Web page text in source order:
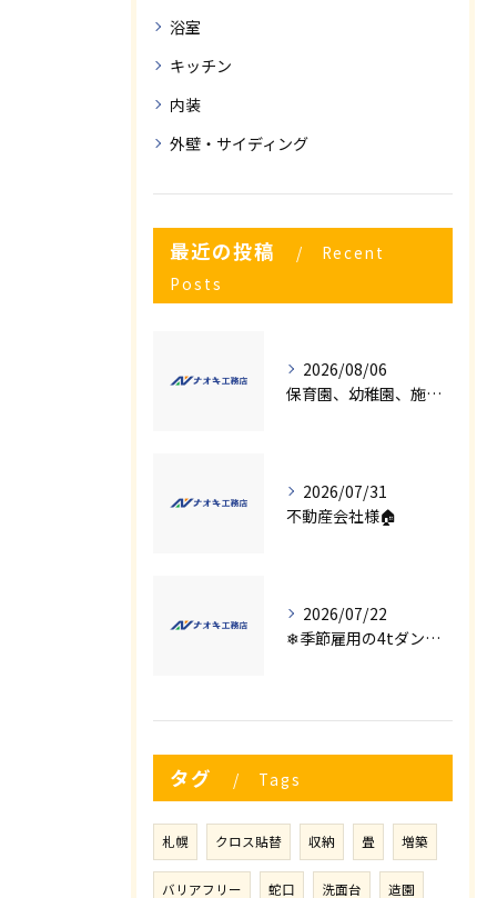
浴室
キッチン
内装
外壁・サイディング
最近の投稿
Recent
Posts
2026/08/06
保育園、幼稚園、施設様！！内装リフォームでお悩み事はございませんか？
2026/07/31
不動産会社様🏠
2026/07/22
❄季節雇用の4tダンプの運転手募集⛄
タグ Tags
札幌 クロス貼替 収納 畳 増築
バリアフリー 蛇口 洗面台 造園